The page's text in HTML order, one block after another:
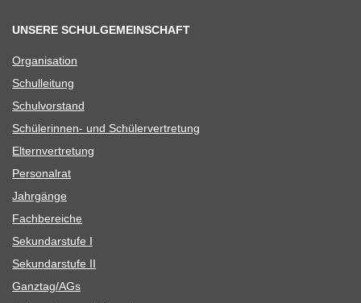
UNSERE SCHULGEMEINSCHAFT
Orga­ni­sa­tion
Schul­lei­tung
Schul­vor­stand
Schü­le­rin­nen- und Schülervertretung
Eltern­ver­tre­tung
Per­so­nal­rat
Jahr­gänge
Fach­be­rei­che
Sekun­dar­stufe I
Sekun­dar­stufe II
Ganztag/​​AGs